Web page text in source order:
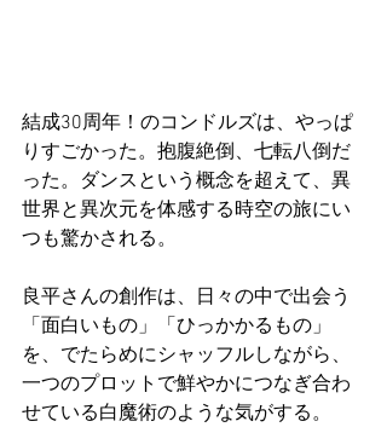
結成30周年！のコンドルズは、やっぱ
りすごかった。抱腹絶倒、七転八倒だ
った。ダンスという概念を超えて、異
世界と異次元を体感する時空の旅にい
つも驚かされる。
良平さんの創作は、日々の中で出会う
「面白いもの」「ひっかかるもの」
を、でたらめにシャッフルしながら、
一つのプロットで鮮やかにつなぎ合わ
せている白魔術のような気がする。